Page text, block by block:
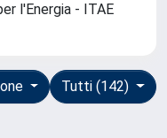
l'Energia - ITAE
Tutti (142)